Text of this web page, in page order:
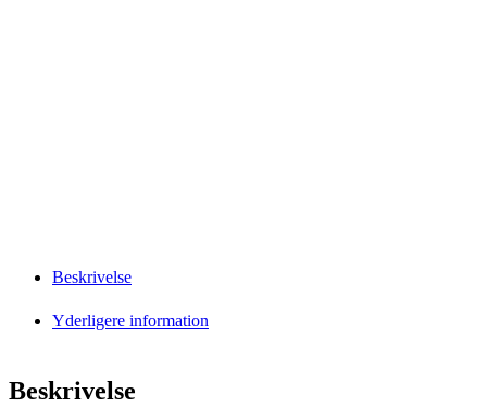
Beskrivelse
Yderligere information
Beskrivelse